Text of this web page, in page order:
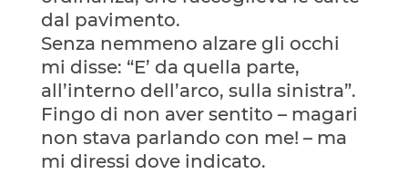
dal pavimento.
Senza nemmeno alzare gli occhi
mi disse: “E’ da quella parte,
all’interno dell’arco, sulla sinistra”.
Fingo di non aver sentito – magari
non stava parlando con me! – ma
mi diressi dove indicato.